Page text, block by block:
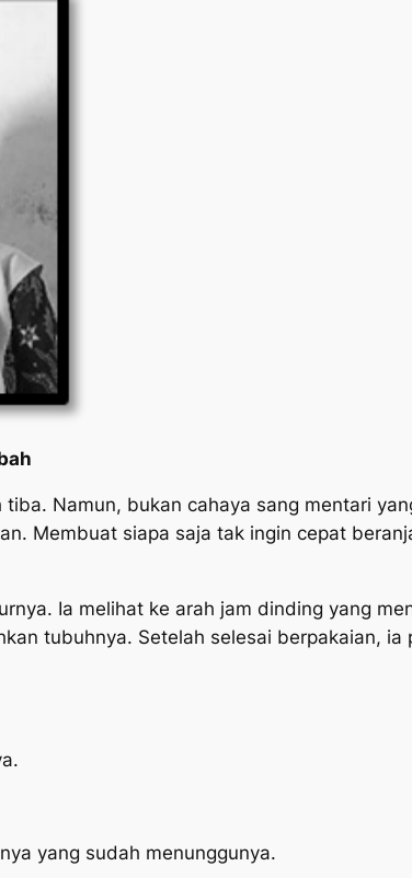
Namun, bukan cahaya sang mentari
Membuat siapa saja tak ingin cepat
Ia melihat ke arah jam dinding yang
tubuhnya. Setelah selesai berpakaian, ia
yang sudah menunggunya.